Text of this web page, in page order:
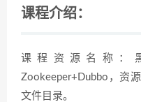
课程介绍：
课程资源名称：
Zookeeper+Dubbo，资
文件目录。